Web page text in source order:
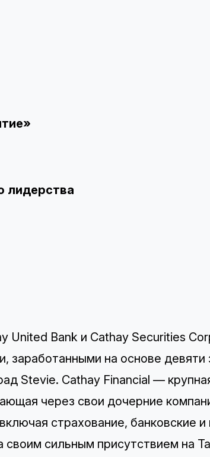
лидерства
United Bank и Cathay Securities
заработанными на основе
Stevie. Cathay Financial —
через свои дочерние
страхование, банковские
своим сильным присутствием на